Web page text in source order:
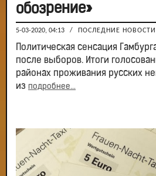
обозрение»
5-03-2020, 04:13 / ПОСЛЕДНИЕ НОВОСТИ
Политическая сенсация
после выборов. Итоги
районах проживания русских
из подробнее...